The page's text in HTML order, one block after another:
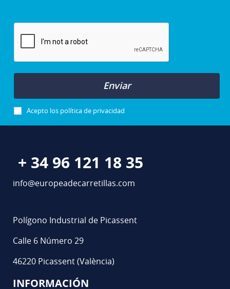
Enviar
Acepto los política de privacidad
+ 34 96 121 18 35
info@europeadecarretillas.com
Polígono Industrial de Picassent
Calle 6 Número 29
46220 Picassent (València)
INFORMACIÓN